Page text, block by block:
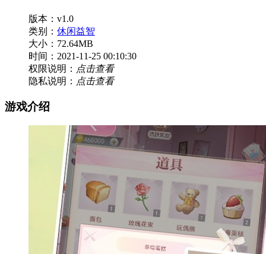
版本：v1.0
类别： 休闲益智
大小：72.64MB
时间：2021-11-25 00:10:30
权限说明： 点击查看
隐私说明： 点击查看
游戏介绍